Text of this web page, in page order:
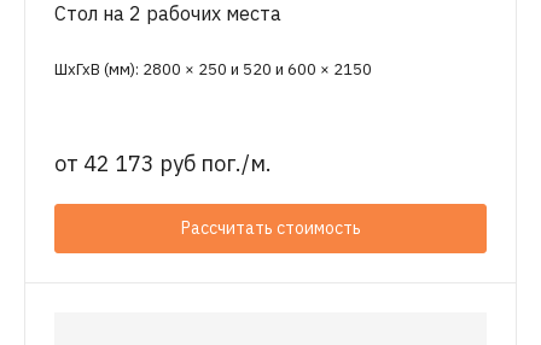
Стол на 2 рабочих места
ШхГхВ (мм): 2800 × 250 и 520 и 600 × 2150
от 42 173 руб пог./м.
Рассчитать стоимость